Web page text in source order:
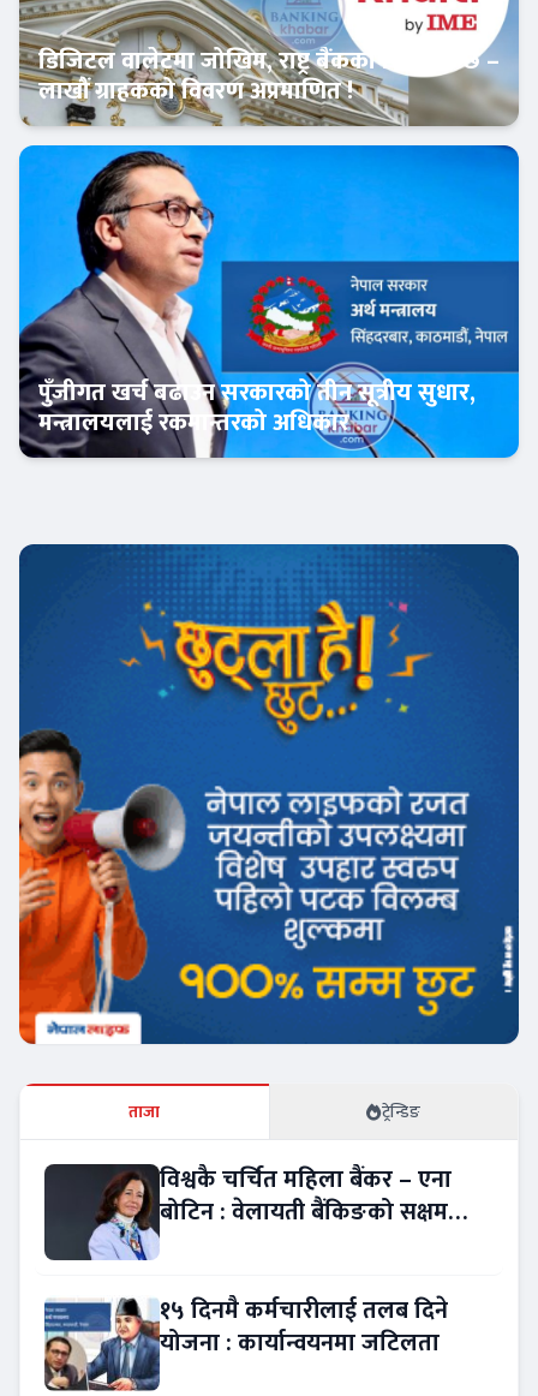
आजको विशेष
डिजिटल वालेटमा जोखिम, राष्ट्र बैंकको रिपोर्ट भन्छ –
लाखौं ग्राहकको विवरण अप्रमाणित !
पुँजीगत खर्च बढाउन सरकारको तीन सूत्रीय सुधार,
मन्त्रालयलाई रकमान्तरको अधिकार
ताजा ट्रेन्डिङ
विश्वकै चर्चित महिला बैंकर – एना
बोटिन : वेलायती बैंकिङको सक्षम
१५ दिनमै कर्मचारीलाई तलब दिने
योजना : कार्यान्वयनमा जटिलता